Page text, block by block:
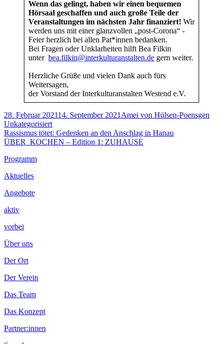
Wenn das gelingt, haben wir einen bequemen
Hörsaal geschaffen und auch große Teile der
Veranstaltungen im nächsten Jahr finanziert! Wir
werden uns mit einer glanzvollen „post-Corona“ -
Feier herzlich bei allen Pat*innen bedanken.
Bei Fragen oder Unklarheiten hilft Bea Filkin
unter bea.filkin@interkulturanstalten.de gern weiter.
Herzliche Grüße und vielen Dank auch fürs
Weitersagen,
der Vorstand der Interkulturanstalten Westend e.V.
Veröffentlicht
am
28. Februar 202114. September 2021 Autor
Amei von Hülsen-Poensgen
Unkategorisiert
Beitragsnavigation
Vorheriger
Beitrag:
Rassismus tötet: Gedenken an den Anschlag in Hanau
Nächster
ÜBER_KOCHEN – Edition 1: ZUHAUSE
Footer
Inhalt
Programm
Aktuelles
Angebote
aktiv
vorbei
Über uns
Der Ort
Der Verein
Das Team
Das Konzept
Partner:innen